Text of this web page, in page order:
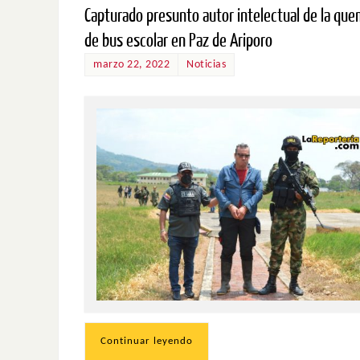
Capturado presunto autor intelectual de la
de bus escolar en Paz de Ariporo
marzo 22, 2022 Noticias
Continuar leyendo